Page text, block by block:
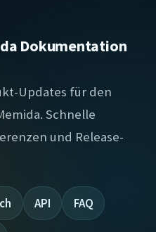
Dokumentation
Updates für den
Schnelle
und Release-
API FAQ